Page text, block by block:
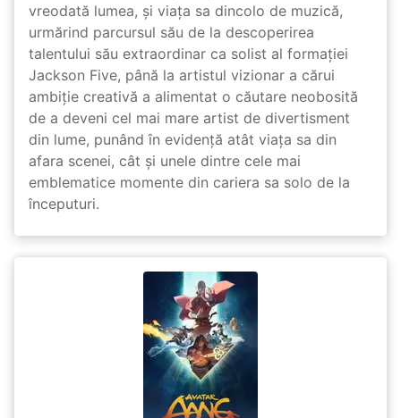
vreodată lumea, și viața sa dincolo de muzică,
urmărind parcursul său de la descoperirea
talentului său extraordinar ca solist al formației
Jackson Five, până la artistul vizionar a cărui
ambiție creativă a alimentat o căutare neobosită
de a deveni cel mai mare artist de divertisment
din lume, punând în evidență atât viața sa din
afara scenei, cât și unele dintre cele mai
emblematice momente din cariera sa solo de la
începuturi.